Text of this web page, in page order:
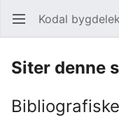
Åpne hovedmenyen Kodal
Siter denne